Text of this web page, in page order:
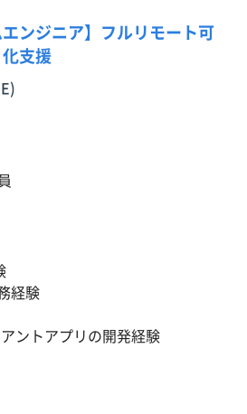
エンジニア】フルリモート可
支援
経験
ントアプリの開発経験